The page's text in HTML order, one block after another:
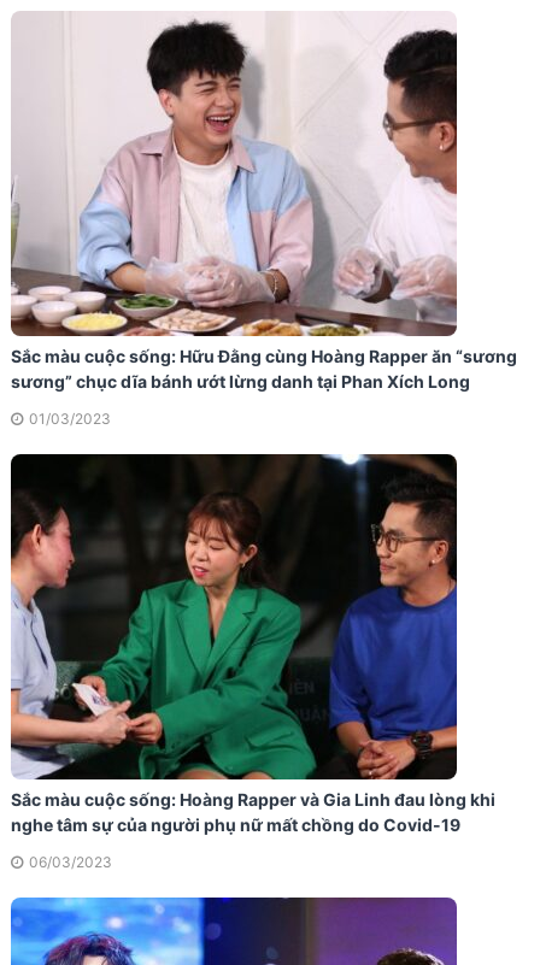
Sắc màu cuộc sống: Hữu Đằng cùng Hoàng Rapper ăn “sương
sương” chục dĩa bánh ướt lừng danh tại Phan Xích Long
01/03/2023
Sắc màu cuộc sống: Hoàng Rapper và Gia Linh đau lòng khi
nghe tâm sự của người phụ nữ mất chồng do Covid-19
06/03/2023